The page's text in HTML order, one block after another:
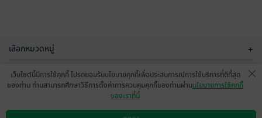
เลือกหมวดหมู่ +
บริการช่วยเหลือ +
เว็บไซต์นี้มีการใช้คุกกี้ โปรดยอมรับนโยบายคุกกี้เพื่อประสบการณ์การใช้บริการที่ดีที่สุด
ของท่าน ท่านสามารถศึกษาวิธีการตั้งค่าการควบคุมคุกกี้ของท่านผ่านนโยบายการใช้คุกกี้
ของเราที่นี่